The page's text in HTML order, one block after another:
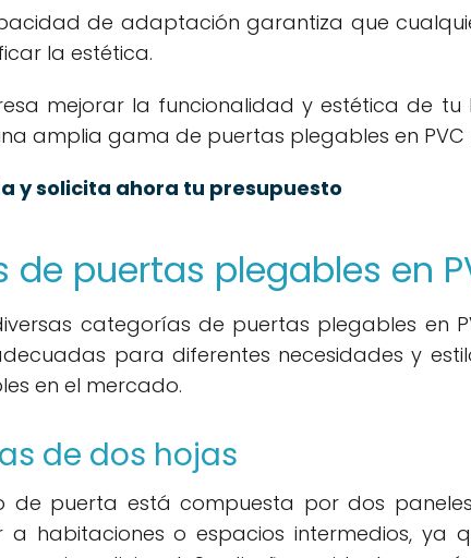
de adaptación garantiza que
la estética.
mejorar la funcionalidad y estética de tu
amplia gama de puertas plegables en
y solicita ahora tu presupuesto
de puertas plegables en
categorías de puertas plegables en
para diferentes necesidades y
en el mercado.
de dos hojas
de puerta está compuesta por dos
a habitaciones o espacios intermedios, ya